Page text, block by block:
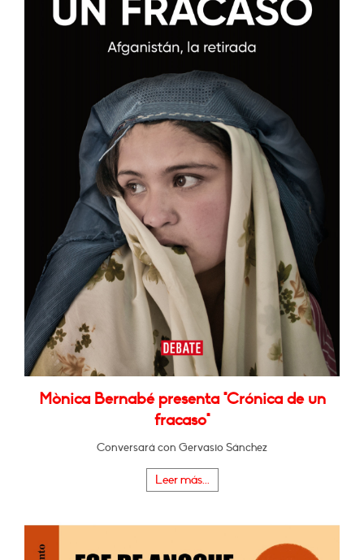
Mònica Bernabé presenta "Crónica de un
fracaso"
Conversará con Gervasio Sánchez
Leer más...